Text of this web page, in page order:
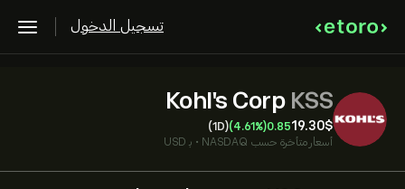
تسجيل الدخول
Kohl's Corp KSS
19.30‎$‎
0.85
(4.61%)
(1D)
أسعار متأخرة حسب NASDAQ
• بـ USD